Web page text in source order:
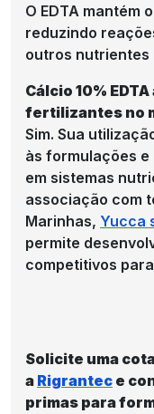
O EDTA mantém
reduzindo
outros nutrientes
Cálcio 10%
fertilizantes no
Sim. Sua
às formulações
em sistemas
associação com
Marinhas, Yucca
permite
competitivos
Solicite uma
a Rigrantec e
primas para